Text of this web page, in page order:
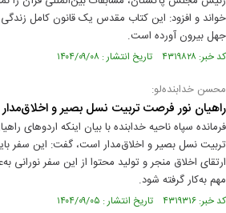
خواند و افزود: این کتاب مقدس یک قانون کامل
جهل بیرون آورده است.
کد خبر: ۴۳۱۹۸۲۸ تاریخ انتشار : ۱۴۰۴/۰۹/۰۸
محسن خدابنده‌لو:
راهیان نور فرصت تربیت نسل بصیر و
فرمانده سپاه ناحیه خدابنده با بیان اینکه اردوهای
تربیت نسل بصیر و اخلاق‌مدار است، گفت: این سفر
ارتقای اخلاق منجر و تولید محتوا از این سفر نورانی
مهم به‌کار گرفته شود.
کد خبر: ۴۳۱۹۳۱۶ تاریخ انتشار : ۱۴۰۴/۰۹/۰۵